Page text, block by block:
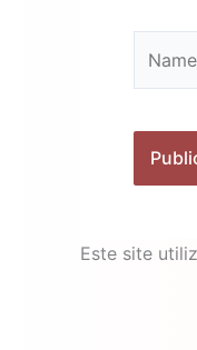
Este site